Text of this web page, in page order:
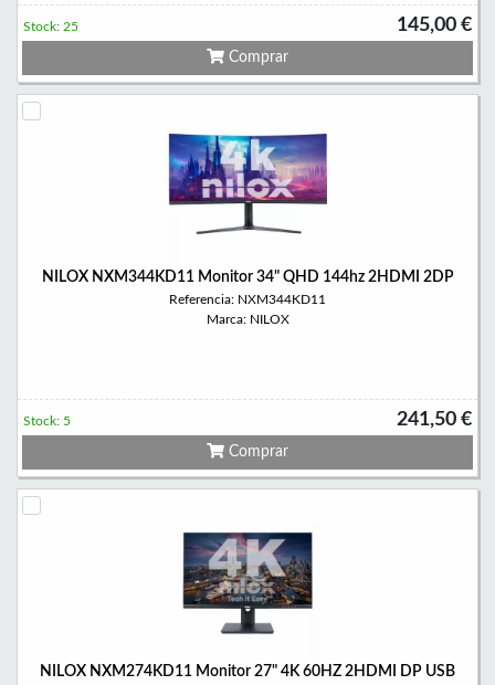
145,00 €
Stock: 25
Comprar
NILOX NXM344KD11 Monitor 34" QHD 144hz 2HDMI 2DP
Referencia: NXM344KD11
Marca: NILOX
241,50 €
Stock: 5
Comprar
NILOX NXM274KD11 Monitor 27" 4K 60HZ 2HDMI DP USB